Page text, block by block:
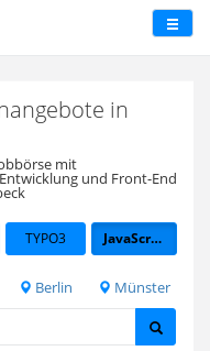
in
mit
und Front-End
TYPO3 JavaScript
Berlin Münster